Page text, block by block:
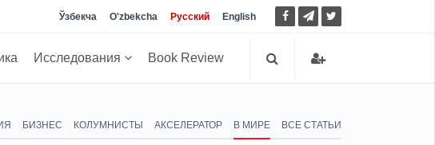
Ўзбекча O'zbekcha Русский English
Исследования Book Review
БИЗНЕС КОЛУМНИСТЫ АКСЕЛЕРАТОР В МИРЕ ВСЕ СТАТЬИ